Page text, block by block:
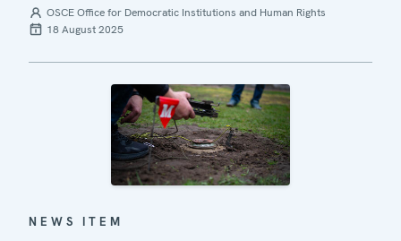
OSCE Office for Democratic Institutions and Human Rights
18 August 2025
NEWS ITEM